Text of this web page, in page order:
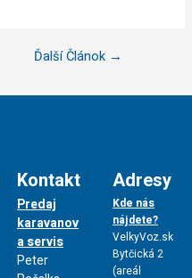
Ďalší Článok →
Kontakt
Predaj
karavanov
a servis
Peter
Adresy
Kde nás
nájdete?
VelkyVoz.sk
Bytčická 2
(areál